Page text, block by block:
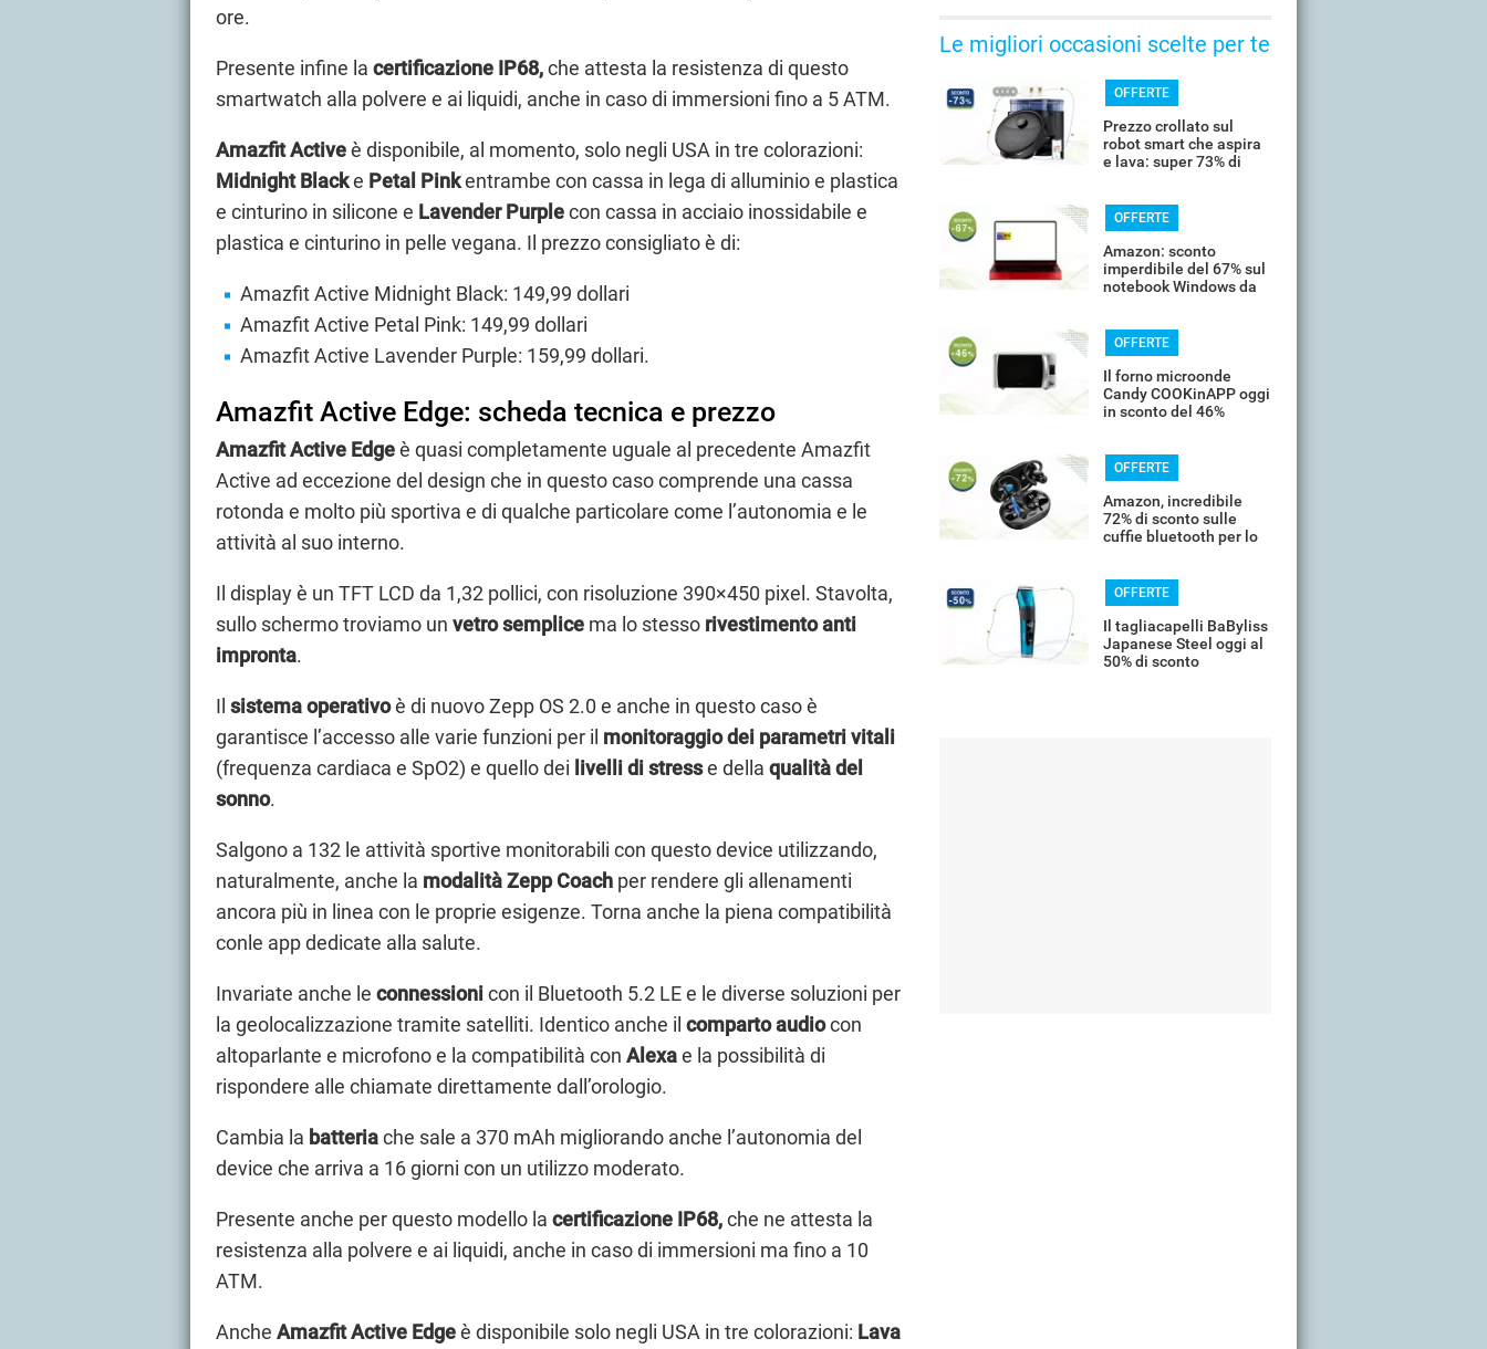
ore.
Presente infine la certificazione IP68,che attesta la resistenza di questo
smartwatch alla polvere e ai liquidi, anche in caso di immersioni fino a 5 ATM.
Amazfit Activeè disponibile, al momento, solo negli USA in tre colorazioni:
Midnight Blacke Petal Pinkentrambe con cassa in lega di alluminio e plastica
e cinturino in silicone e Lavender Purplecon cassa in acciaio inossidabile e
plastica e cinturino in pelle vegana. Il prezzo consigliato è di:
Amazfit Active Midnight Black: 149,99 dollari
Amazfit Active Petal Pink: 149,99 dollari
Amazfit Active Lavender Purple: 159,99 dollari.
Amazfit Active Edge: scheda tecnica e prezzo
Amazfit Active Edgeè quasi completamente uguale al precedente Amazfit
Active ad eccezione del design che in questo caso comprende una cassa
rotonda e molto più sportiva e di qualche particolare come l’autonomia e le
attività al suo interno.
Il display è un TFT LCD da 1,32 pollici, con risoluzione 390×450 pixel. Stavolta,
sullo schermo troviamo un vetro semplice ma lo stesso rivestimento anti
impronta.
Il sistema operativoè di nuovo Zepp OS 2.0 e anche in questo caso è
garantisce l’accesso alle varie funzioni per il monitoraggio dei parametri vitali
(frequenza cardiaca e SpO2) e quello dei livelli di stresse della qualità del
sonno.
Salgono a 132 le attività sportive monitorabili con questo device utilizzando,
naturalmente, anche la modalità Zepp Coach per rendere gli allenamenti
ancora più in linea con le proprie esigenze. Torna anche la piena compatibilità
conle app dedicate alla salute.
Invariate anche le connessionicon il Bluetooth 5.2 LE e le diverse soluzioni per
la geolocalizzazione tramite satelliti. Identico anche il comparto audiocon
altoparlante e microfono e la compatibilità con Alexae la possibilità di
rispondere alle chiamate direttamente dall’orologio.
Cambia la batteriache sale a 370 mAh migliorando anche l’autonomia del
device che arriva a 16 giorni con un utilizzo moderato.
Presente anche per questo modello la certificazione IP68,che ne attesta la
resistenza alla polvere e ai liquidi, anche in caso di immersioni ma fino a 10
ATM.
Anche Amazfit Active Edgeè disponibile solo negli USA in tre colorazioni: Lava
Le migliori occasioni scelte per te
OFFERTE
Prezzo crollato sul
robot smart che aspira
e lava: super 73% di
OFFERTE
Amazon: sconto
imperdibile del 67% sul
notebook Windows da
OFFERTE
Il forno microonde
Candy COOKinAPP oggi
in sconto del 46%
OFFERTE
Amazon, incredibile
72% di sconto sulle
cuffie bluetooth per lo
OFFERTE
Il tagliacapelli BaByliss
Japanese Steel oggi al
50% di sconto